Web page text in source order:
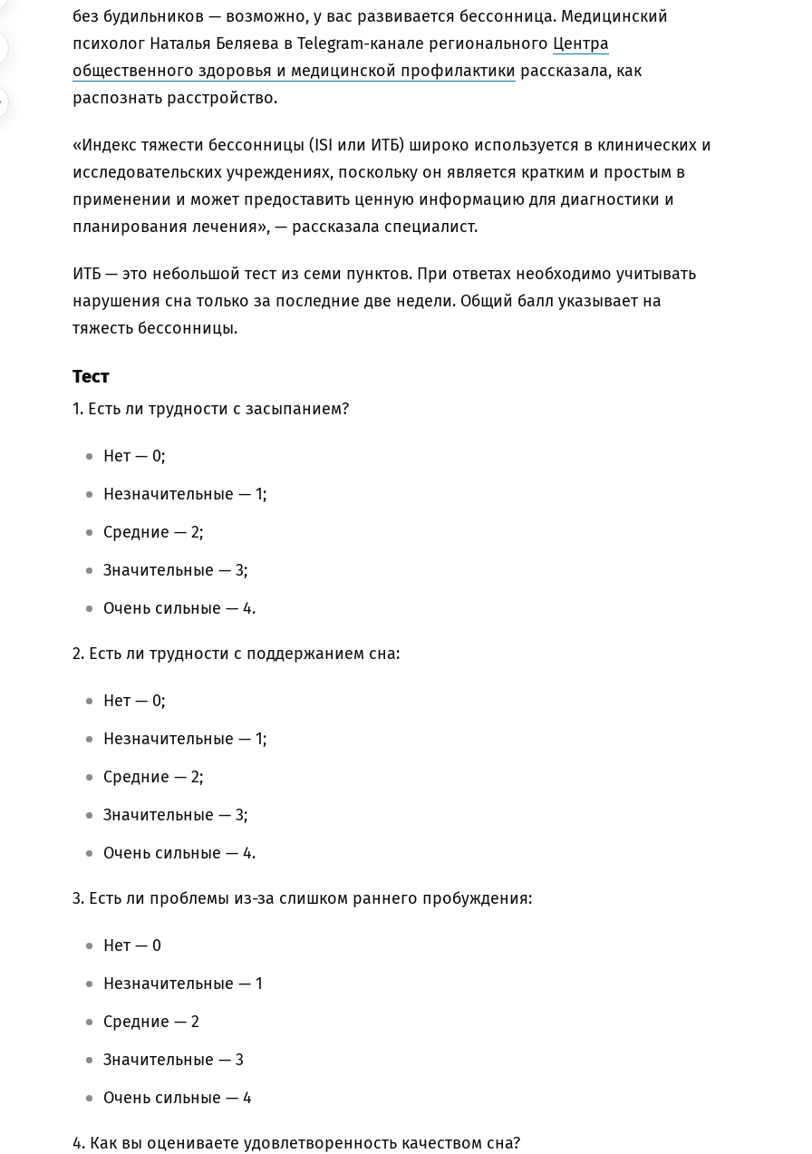
без будильников — возможно, у вас развивается бессонница. Медицинский
психолог Наталья Беляева в Telegram-канале регионального Центра
общественного здоровья и медицинской профилактики рассказала, как
распознать расстройство.
«Индекс тяжести бессонницы (ISI или ИТБ) широко используется в клинических и
исследовательских учреждениях, поскольку он является кратким и простым в
применении и может предоставить ценную информацию для диагностики и
планирования лечения», — рассказала специалист.
ИТБ — это небольшой тест из семи пунктов. При ответах необходимо учитывать
нарушения сна только за последние две недели. Общий балл указывает на
тяжесть бессонницы.
Тест
1. Есть ли трудности с засыпанием?
Нет — 0;
Незначительные — 1;
Средние — 2;
Значительные — 3;
Очень сильные — 4.
2. Есть ли трудности с поддержанием сна:
Нет — 0;
Незначительные — 1;
Средние — 2;
Значительные — 3;
Очень сильные — 4.
3. Есть ли проблемы из-за слишком раннего пробуждения:
Нет — 0
Незначительные — 1
Средние — 2
Значительные — 3
Очень сильные — 4
4. Как вы оцениваете удовлетворенность качеством сна?